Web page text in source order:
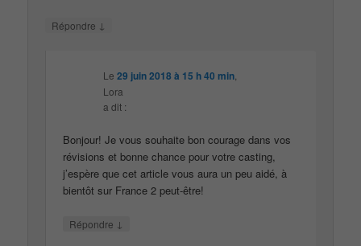
Répondre ↓
Le29 juin 2018 à 15 h 40 min
Lora
a dit :
Bonjour! Je vous souhaite bon courage dans vos
révisions et bonne chance pour votre casting,
j’espère que cet article vous aura un peu aidé, à
bientôt sur France 2 peut-être!
Répondre ↓